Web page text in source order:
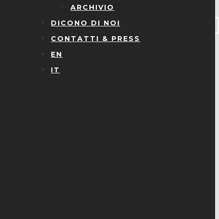
ARCHIVIO
DICONO DI NOI
CONTATTI & PRESS
EN
IT